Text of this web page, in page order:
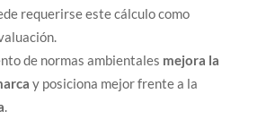
requerirse este cálculo como
de normas ambientales mejora la
y posiciona mejor frente a la
.